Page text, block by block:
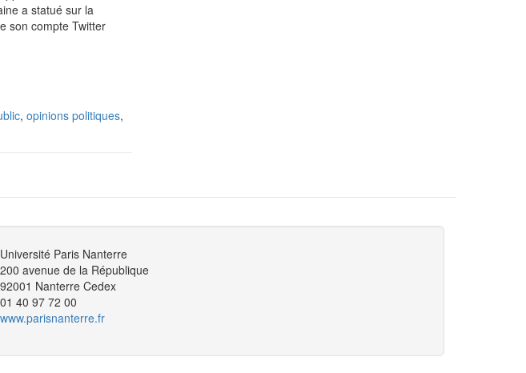
a statué sur la
son compte Twitter
, opinions politiques,
Université Paris Nanterre
200 avenue de la République
92001 Nanterre Cedex
01 40 97 72 00
www.parisnanterre.fr